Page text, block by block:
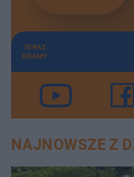
TERAZ
GRAMY
NAJNOWSZE Z